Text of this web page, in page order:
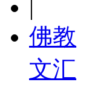
|
佛教
文汇